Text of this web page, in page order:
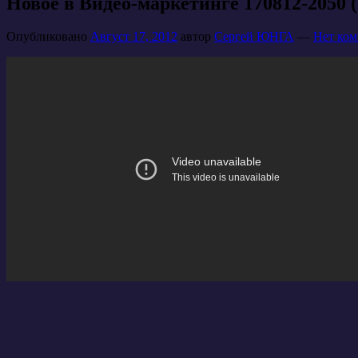
Опубликовано Август 17, 2012 автор Сергей ЮНГА — Нет